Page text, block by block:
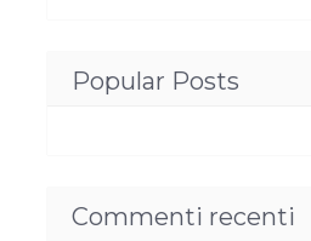
Popular Posts
Commenti recenti